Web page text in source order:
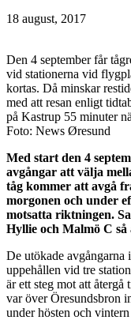
18 august, 2017
Den 4 september får
vid stationerna vid
kortas. Då minskar
med att resan enligt
på Kastrup 55 minuter
Foto: News Øresund
Med start den 4
avgångar att välja
tåg kommer att avgå
morgonen och under
motsatta riktningen.
Hyllie och Malmö C
De utökade avgångarna
uppehållen vid tre
är ett steg mot att
var över Öresundsbron
under hösten och